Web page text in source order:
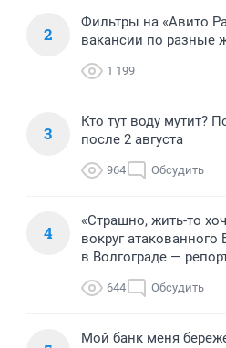
2
Фильтры на «Авито
вакансии по разные
1 199
3
Кто тут воду мутит?
после 2 августа
964 Обсудить
4
«Страшно, жить-то
вокруг
в Волгограде —
644 Обсудить
Мой банк меня